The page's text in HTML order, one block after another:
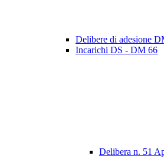
Delibere di adesione
Incarichi DS - DM 66
Delibera n. 51